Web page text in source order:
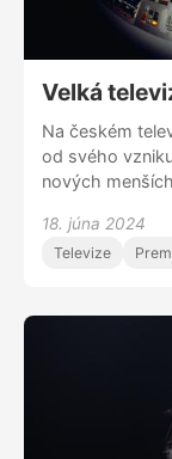
Velká
Na českém
od svého
nových
který vysílání v
rekapitulujeme
18. júna 2024
Televize